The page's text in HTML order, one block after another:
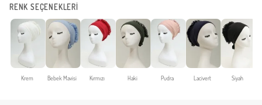
RENK SEÇENEKLERİ
Krem Bebek Mavisi Kırmızı Haki Pudra Lacivert Siyah